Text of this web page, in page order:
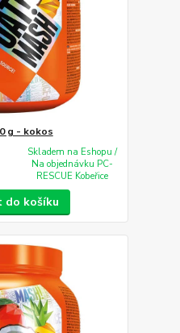
g - kokos
Skladem na Eshopu /
Na objednávku PC-
RESCUE Kobeřice
do košíku